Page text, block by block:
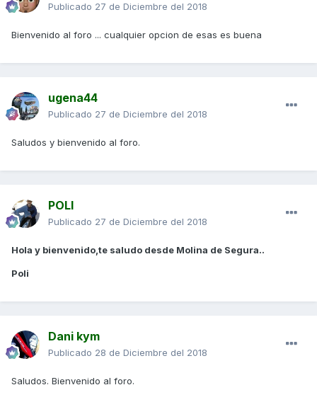
Publicado 27 de Diciembre del 2018
Bienvenido al foro ... cualquier opcion de esas es buena
ugena44
Publicado 27 de Diciembre del 2018
Saludos y bienvenido al foro.
POLI
Publicado 27 de Diciembre del 2018
Hola y bienvenido,te saludo desde Molina de Segura..
Poli
Dani kym
Publicado 28 de Diciembre del 2018
Saludos. Bienvenido al foro.